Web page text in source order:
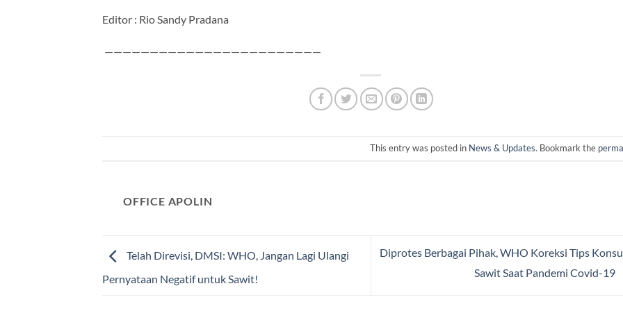
Editor : Rio Sandy Pradana
————————————————————————
This entry was posted in News & Updates. Bookmark the
OFFICE APOLIN
Telah Direvisi, DMSI: WHO, Jangan Lagi Ulangi
Pernyataan Negatif untuk Sawit!
Diprotes Berbagai Pihak, WHO Koreksi Tips
Sawit Saat Pandemi Covid-19